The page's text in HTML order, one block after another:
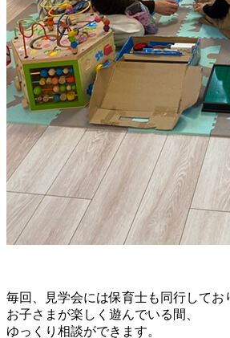
毎回、見学会には保育士も同行してお
お子さまが楽しく遊んでいる間、
ゆっくり相談ができます。